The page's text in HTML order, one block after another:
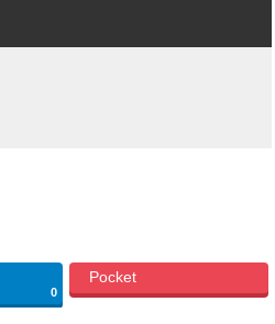
0
Pocket